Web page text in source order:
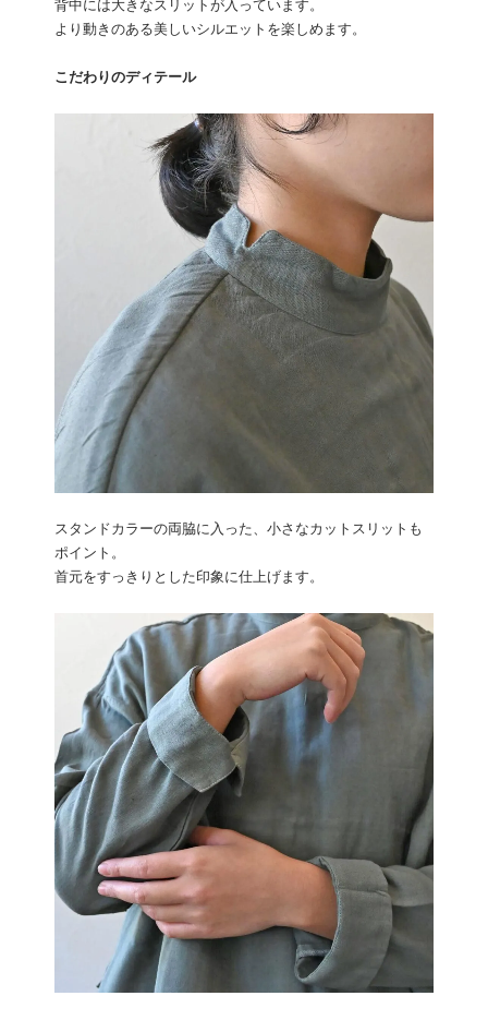
背中には大きなスリットが入っています。
より動きのある美しいシルエットを楽しめます。
こだわりのディテール
スタンドカラーの両脇に入った、小さなカットスリットも
ポイント。
首元をすっきりとした印象に仕上げます。